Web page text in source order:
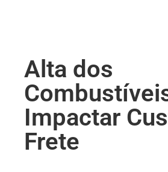
Alta dos
Impactar
Frete